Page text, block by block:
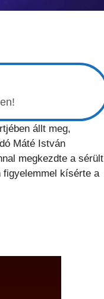
állt meg,
Máté István
megkezdte a sérült
figyelemmel kísérte a